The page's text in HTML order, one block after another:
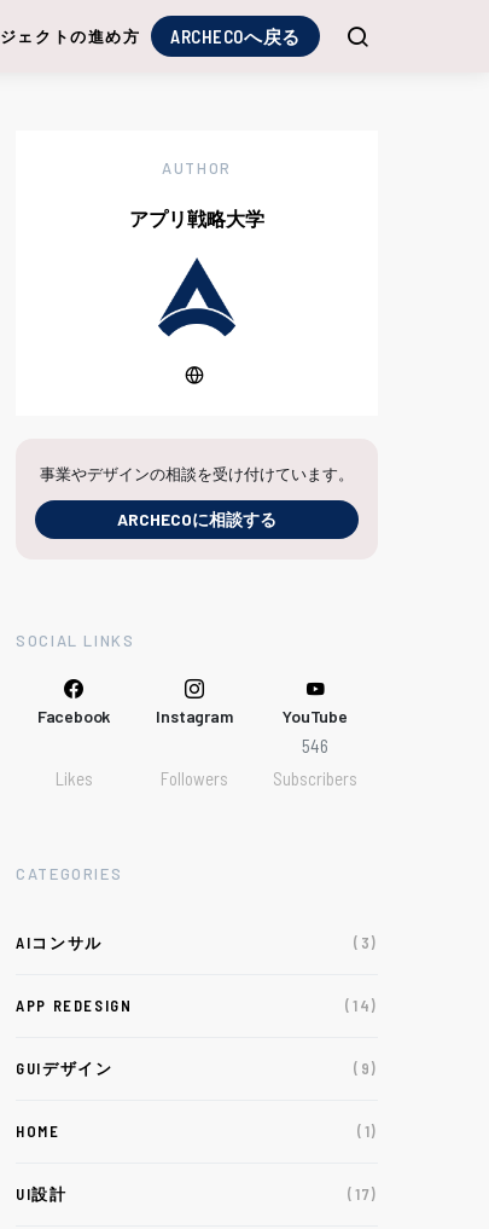
ェクトの進め方 ARCHECOへ戻る
AUTHOR
アプリ戦略大学
事業やデザインの相談を受け付けています。
ARCHECOに相談する
SOCIAL LINKS
Facebook
Likes
Instagram
Followers
YouTube
546
Subscribers
CATEGORIES
AIコンサル (3)
APP REDESIGN (14)
GUIデザイン (9)
HOME (1)
UI設計 (17)